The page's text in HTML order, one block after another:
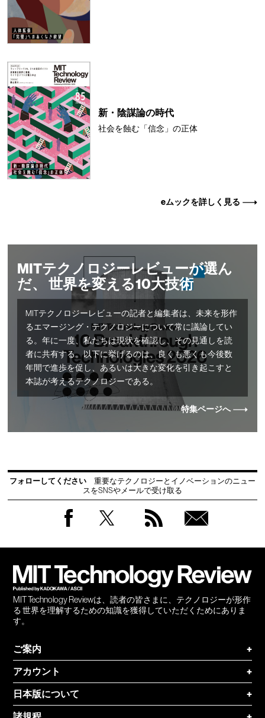
新・陰謀論の時代
社会を蝕む「信念」の正体
eムックを詳しく見る
MITテクノロジーレビューが選ん
だ、 世界を変える10大技術
MITテクノロジーレビューの記者と編集者は、未来を形作
るエマージング・テクノロジーについて常に議論してい
る。年に一度、私たちは現状を確認し、その見通しを読
者に共有する。以下に挙げるのは、良くも悪くも今後数
年間で進歩を促し、あるいは大きな変化を引き起こすと
本誌が考えるテクノロジーである。
特集ページへ
フォローしてください
重要なテクノロジーとイノベーションのニュー
スをSNSやメールで受け取る
MIT Technology Reviewは、読者の皆さまに、テクノロジーが形作
る 世界を理解するための知識を獲得していただくためにありま
す。
ご案内
+
アカウント
+
日本版について
+